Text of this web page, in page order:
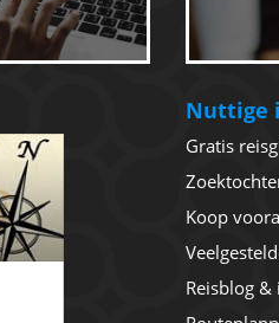
Nuttige
Gratis
Koop
Reisblog